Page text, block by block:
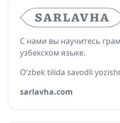
С нами вы научитесь
узбекском языке.
O‘zbek tilida savodli
sarlavha.com